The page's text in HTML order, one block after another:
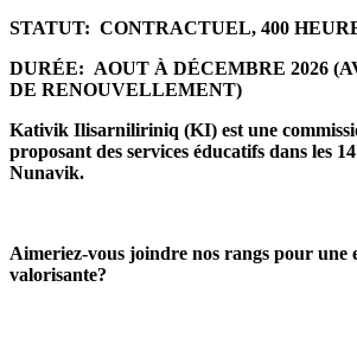
STATUT: CONTRACTUEL, 400
DURÉE: AOUT À DÉCEMBRE 2026
DE RENOUVELLEMENT)
Kativik Ilisarniliriniq (KI) est une
proposant des services éducatifs dans les
Nunavik.
Aimeriez-vous joindre nos rangs pour une
valorisante?